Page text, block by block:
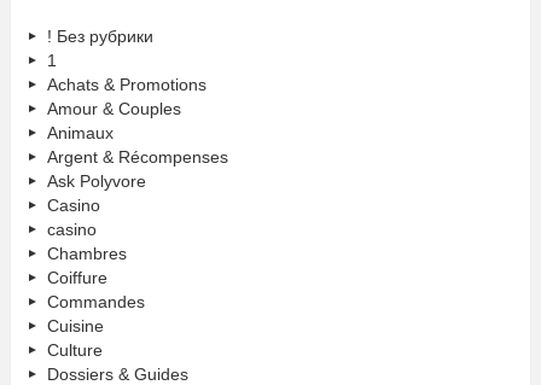
! Без рубрики
1
Achats & Promotions
Amour & Couples
Animaux
Argent & Récompenses
Ask Polyvore
Casino
casino
Chambres
Coiffure
Commandes
Cuisine
Culture
Dossiers & Guides